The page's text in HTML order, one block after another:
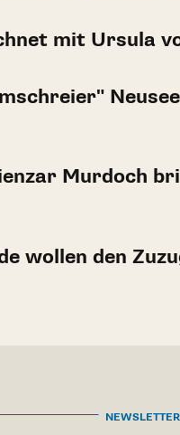
mit Ursula
Murdoch
wollen den
NEWSLETTER